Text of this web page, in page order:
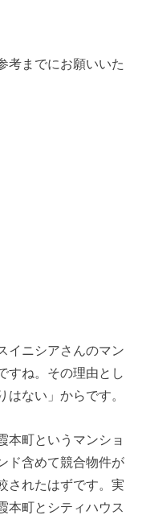
考までにお願いいた
イニシアさんのマン
すね。その理由とし
ない」からです。
本町というマンショ
ド含めて競合物件が
されたはずです。実
本町とシティハウス